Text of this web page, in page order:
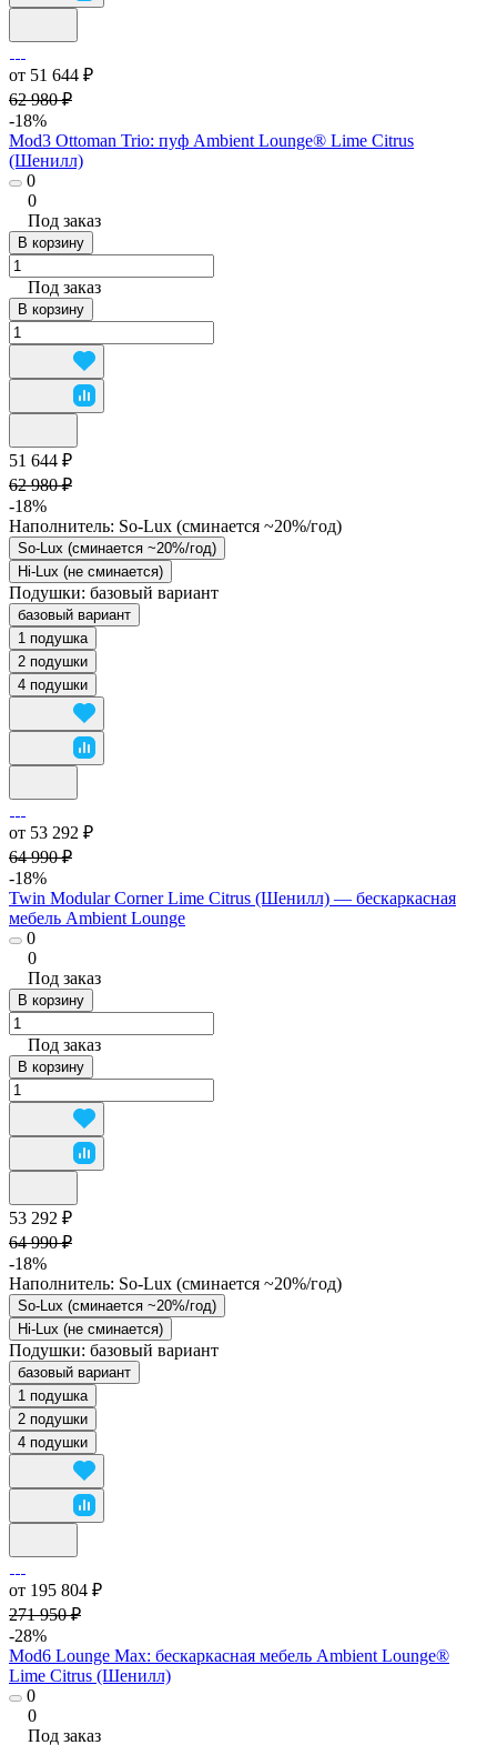
от 51 644 ₽
62 980 ₽
-18%
Mod3 Ottoman Trio: пуф Ambient Lounge® Lime Citrus
(Шенилл)
0
0
Под заказ
В корзину
Под заказ
В корзину
51 644 ₽
62 980 ₽
-18%
Наполнитель: So-Lux (cминается ~20%/год)
So-Lux (cминается ~20%/год)
Hi-Lux (не сминается)
Подушки: базовый вариант
базовый вариант
1 подушка
2 подушки
4 подушки
от 53 292 ₽
64 990 ₽
-18%
Twin Modular Corner Lime Citrus (Шенилл) — бескаркасная
мебель Ambient Lounge
0
0
Под заказ
В корзину
Под заказ
В корзину
53 292 ₽
64 990 ₽
-18%
Наполнитель: So-Lux (cминается ~20%/год)
So-Lux (cминается ~20%/год)
Hi-Lux (не сминается)
Подушки: базовый вариант
базовый вариант
1 подушка
2 подушки
4 подушки
от 195 804 ₽
271 950 ₽
-28%
Mod6 Lounge Max: бескаркасная мебель Ambient Lounge®
Lime Citrus (Шенилл)
0
0
Под заказ